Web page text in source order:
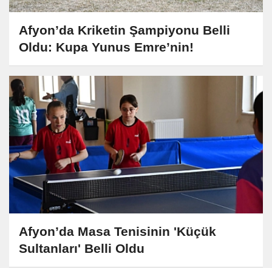
Afyon’da Kriketin Şampiyonu Belli
Oldu: Kupa Yunus Emre’nin!
Afyon’da Masa Tenisinin 'Küçük
Sultanları' Belli Oldu